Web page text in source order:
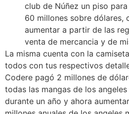
club de Núñez un piso
60 millones sobre dólares,
aumentar a partir de las
venta de mercancia y de
La misma cuenta con la
todos con tus respectivos
Codere pagó 2 millones de
todas las mangas de los
durante un año y ahora